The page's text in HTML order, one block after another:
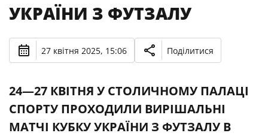
УКРАЇНИ З ФУТЗАЛУ
27 квітня 2025, 15:06 Поділитися
24—27 КВІТНЯ У СТОЛИЧНОМУ ПАЛАЦІ
СПОРТУ ПРОХОДИЛИ ВИРІШАЛЬНІ
МАТЧІ КУБКУ УКРАЇНИ З ФУТЗАЛУ В